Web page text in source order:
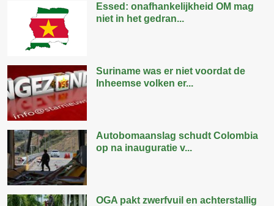
Essed: onafhankelijkheid OM mag
niet in het gedran...
Suriname was er niet voordat de
Inheemse volken er...
Autobomaanslag schudt Colombia
op na inauguratie v...
OGA pakt zwerfvuil en achterstallig